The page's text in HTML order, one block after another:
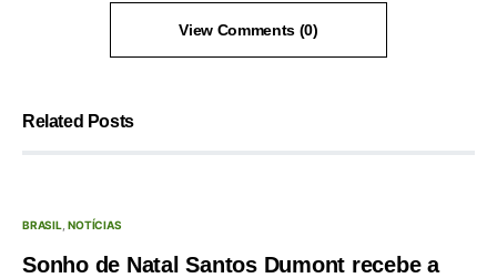
View Comments (0)
Related Posts
BRASIL NOTÍCIAS
Sonho de Natal Santos Dumont recebe a